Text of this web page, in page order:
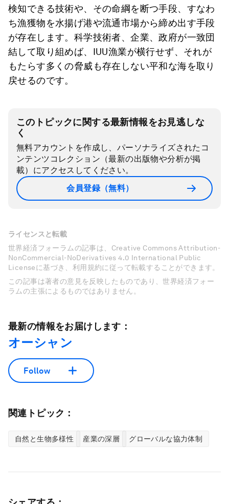
検知できる技術や、その命綱を断つ手段、すなわ
ち漁獲物を水揚げ港や流通市場から締め出す手段
が存在します。科学技術者、企業、政府が一致団
結して取り組めば、IUU漁業が横行せず、それが
もたらす多くの脅威も存在しない平和な海を取り
戻せるのです。
このトピックに関する最新情報をお見逃しな
く
無料アカウントを作成し、パーソナライズされたコ
ンテンツコレクション（最新の出版物や分析が掲
載）にアクセスしてください。
会員登録（無料）
ライセンスと転載
世界経済フォーラムの記事は、Creative Commons Attribution-
NonCommercial-NoDerivatives 4.0 International Public
Licenseに基づき、利用規約に従って転載することができます。
この記事は著者の意見を反映したものであり、世界経済フォー
ラムの主張によるものではありません。
最新の情報をお届けします：
オーシャン
Follow
関連トピック：
自然と生物多様性 産業の深層 グローバルな協力体制